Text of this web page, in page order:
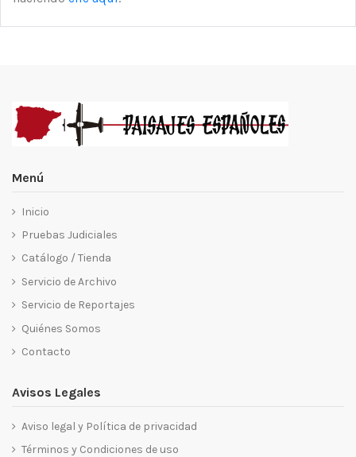
Menú
Inicio
Pruebas Judiciales
Catálogo / Tienda
Servicio de Archivo
Servicio de Reportajes
Quiénes Somos
Contacto
Avisos Legales
Aviso legal y Política de privacidad
Términos y Condiciones de uso